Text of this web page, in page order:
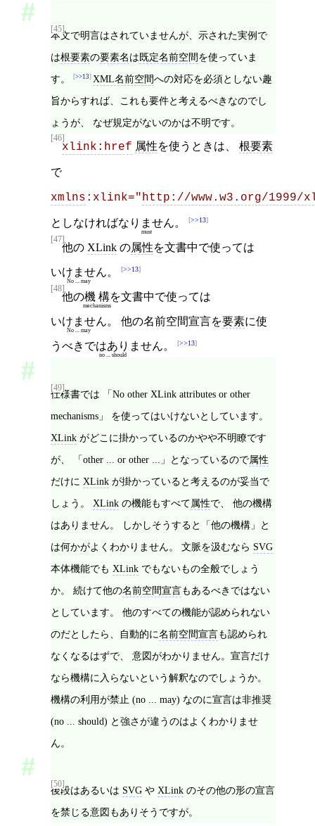
[45]
本文で明言はされていませんが、示された実例で
は根要素の要素名は既定名前空間を使っていま
す。
>>13 XML名前空間への対応を必須としない趣
旨からすれば、これも要件と考えるべきなのでし
ょうが、 なぜ規定がないのかは不明です。
[46]
xlink:href 属性を使うときは、 根要素
で
xmlns :xlink="http://www.w3.org/1999/
としなければなりません
must
。 >>13
[47]
他の XLink の属性を文書中で使っては
いけません
No ... may
。 >>13
[48]
他の機構
mechanisms
を文書中で使っては
いけません
No ... may
。 他の名前空間宣言を要素に使
う べきではありません
no ... should
。 >>13
[49]
仕様書では 「No other XLink attributes or other
mechanisms」 を使ってはいけないとしています。
XLink がどこに掛かっているのかやや不明瞭です
が、 「other ... or other ...」となっているので属性
だけに XLink が掛かっていると考えるのが妥当で
しょう。 XLink の機能もすべて属性で、 他の機構
はありません。 しかしそうすると「他の機構」と
は何かがよくわかりません。 文脈を汲むなら SVG
本体機能でも XLink でもないもの全般でしょう
か。 続けて他の名前空間宣言もあるべきではない
としています。 他のすべての機能が認められない
のだとしたら、自動的に名前空間宣言も認められ
なくなるはずで、 意図がわかりません。宣言だけ
なら機構に入らないという解釈なのでしょうか。
機構の利用が禁止 (no ... may) なのに宣言は非推奨
(no ... should) と強さが違うのはよくわかりませ
ん。
[50]
後段はあるいは SVG や XLink のその他の形の宣言
を禁じる意図もありそうですが。